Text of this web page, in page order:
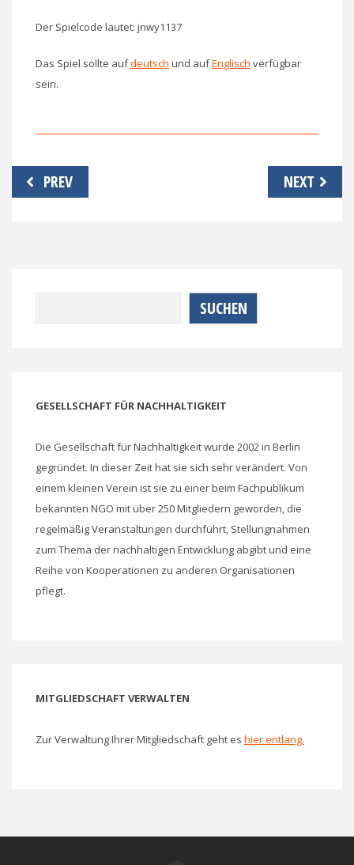
Der Spielcode lautet: jnwy1137
Das Spiel sollte aufdeutsch und aufEnglisch verfügbar
sein.
Beitragsnavigation
PREV NEXT
SUCHEN
GESELLSCHAFT FÜR NACHHALTIGKEIT
Die Gesellschaft für Nachhaltigkeit wurde 2002 in Berlin
gegründet. In dieser Zeit hat sie sich sehr verändert. Von
einem kleinen Verein ist sie zu einer beim Fachpublikum
bekannten NGO mit über 250 Mitgliedern geworden, die
regelmäßig Veranstaltungen durchführt, Stellungnahmen
zum Thema der nachhaltigen Entwicklung abgibt und eine
Reihe von Kooperationen zu anderen Organisationen
pflegt.
MITGLIEDSCHAFT VERWALTEN
Zur Verwaltung Ihrer Mitgliedschaft geht es hier entlang.